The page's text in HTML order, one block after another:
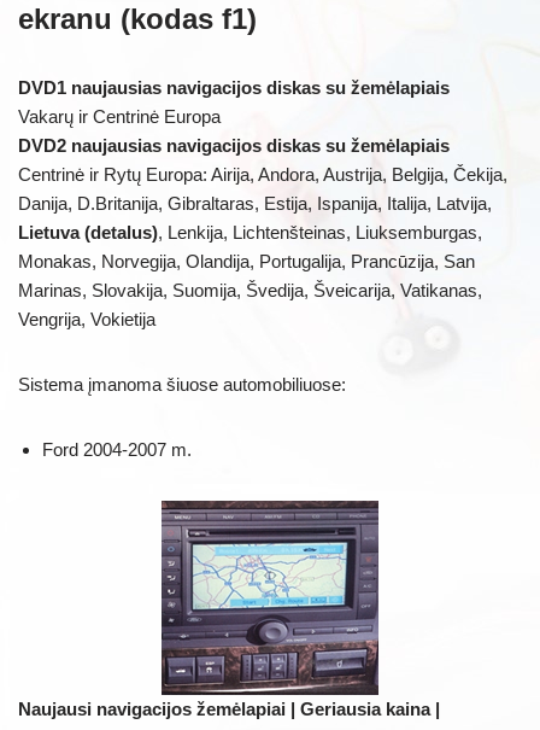
ekranu (kodas f1)
DVD1 naujausias navigacijos diskas su žemėlapiais
Vakarų ir Centrinė Europa
DVD2 naujausias navigacijos diskas su žemėlapiais
Centrinė ir Rytų Europa: Airija, Andora, Austrija, Belgija, Čekija,
Danija, D.Britanija, Gibraltaras, Estija, Ispanija, Italija, Latvija,
Lietuva (detalus), Lenkija, Lichtenšteinas, Liuksemburgas,
Monakas, Norvegija, Olandija, Portugalija, Prancūzija, San
Marinas, Slovakija, Suomija, Švedija, Šveicarija, Vatikanas,
Vengrija, Vokietija
Sistema įmanoma šiuose automobiliuose:
Ford 2004-2007 m.
Naujausi navigacijos žemėlapiai | Geriausia kaina |